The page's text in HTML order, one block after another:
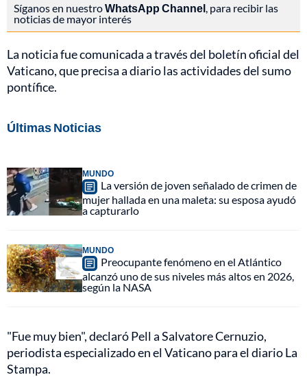
Síganos en nuestroWhatsApp Channel , para recibir las
noticias de mayor interés
La noticia fue comunicada a través del boletín oficial del
Vaticano, que precisa a diario las actividades del sumo
pontífice.
Últimas Noticias
MUNDO
La versión de joven señalado de crimen de
mujer hallada en una maleta: su esposa ayudó
a capturarlo
MUNDO
Preocupante fenómeno en el Atlántico
alcanzó uno de sus niveles más altos en 2026,
según la NASA
"Fue muy bien", declaró Pell a Salvatore Cernuzio,
periodista especializado en el Vaticano para el diario La
Stampa.